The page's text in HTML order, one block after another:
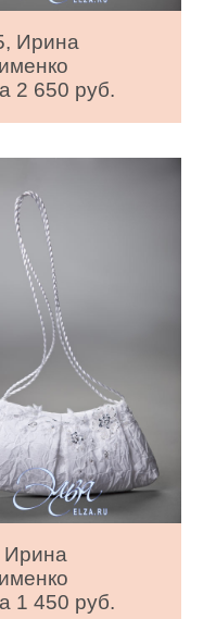
Ирина
2 650 руб.
1 450 руб.